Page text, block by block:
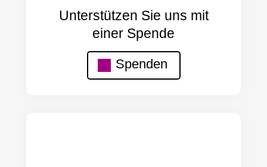
Unterstützen Sie uns mit
einer Spende
Spenden